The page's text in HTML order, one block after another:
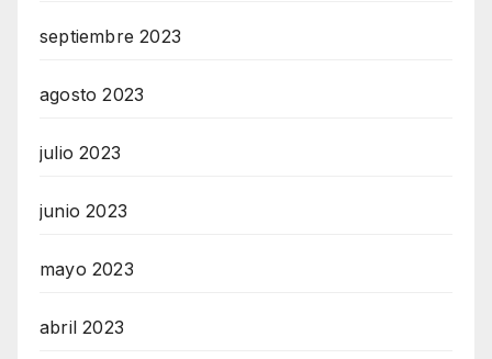
septiembre 2023
agosto 2023
julio 2023
junio 2023
mayo 2023
abril 2023